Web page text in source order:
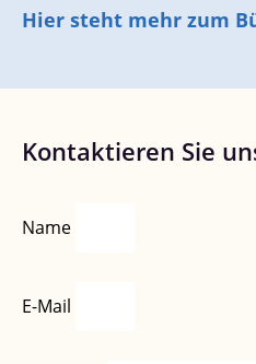
Hier steht mehr zum
Kontaktieren Sie
Name
E-Mail